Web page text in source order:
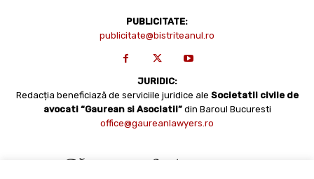
PUBLICITATE:
publicitate@bistriteanul.ro
JURIDIC:
Redacția beneficiază de serviciile juridice ale Societatii civile de
avocati “Gaurean si Asociatii” din Baroul Bucuresti
office@gaureanlawyers.ro